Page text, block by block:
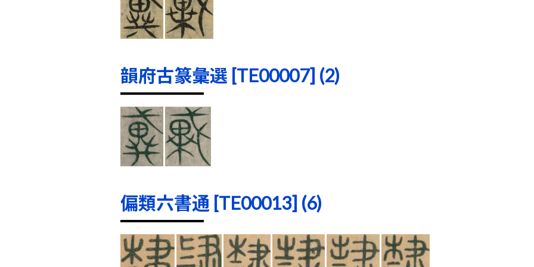
韻府古篆彙選 [TE00007] (2)
偏類六書通 [TE00013] (6)